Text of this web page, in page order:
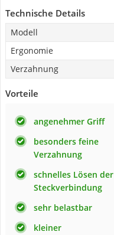
Technische Details
Modell
Ergonomie
Verzahnung
Vorteile
angenehmer Griff
besonders feine
Verzahnung
schnelles Lösen der
Steckverbindung
sehr belastbar
kleiner